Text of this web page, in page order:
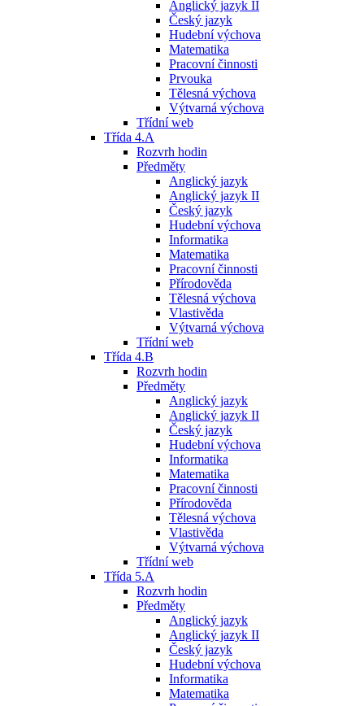
Anglický jazyk II
Český jazyk
Hudební výchova
Matematika
Pracovní činnosti
Prvouka
Tělesná výchova
Výtvarná výchova
Třídní web
Třída 4.A
Rozvrh hodin
Předměty
Anglický jazyk
Anglický jazyk II
Český jazyk
Hudební výchova
Informatika
Matematika
Pracovní činnosti
Přírodověda
Tělesná výchova
Vlastivěda
Výtvarná výchova
Třídní web
Třída 4.B
Rozvrh hodin
Předměty
Anglický jazyk
Anglický jazyk II
Český jazyk
Hudební výchova
Informatika
Matematika
Pracovní činnosti
Přírodověda
Tělesná výchova
Vlastivěda
Výtvarná výchova
Třídní web
Třída 5.A
Rozvrh hodin
Předměty
Anglický jazyk
Anglický jazyk II
Český jazyk
Hudební výchova
Informatika
Matematika